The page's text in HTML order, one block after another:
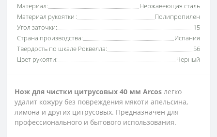
Материал:
Нержавеющая сталь
Материал рукоятки :
Полипропилен
Угол заточки:
15
Страна производства:
Испания
Твердость по шкале Роквелла:
56
Цвет рукояти:
Черный
Нож для чистки цитрусовых 40 мм Arcos легко
удалит кожуру без повреждения мякоти апельсина,
лимона и других цитрусовых. Предназначен для
профессионального и бытового использования.